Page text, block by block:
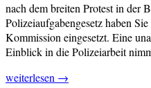
nach dem breiten Protest in der
Polizeiaufgabengesetz haben
Kommission eingesetzt. Eine
Einblick in die Polizeiarbeit
„Rede
weiterlesen →